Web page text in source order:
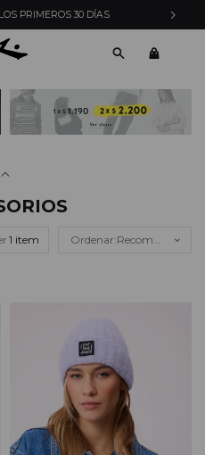
PRIMEROS 30 DÍAS
Recomendados